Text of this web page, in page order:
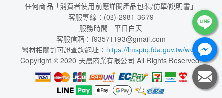
任何商品「消費者使用前應詳閱產品包裝/仿單/說明書」
客服專線：(02) 2981-3679
服務時間：平日白天
客服信箱：f93571193@gmail.com
醫材相關許可證查詢網址： https://lmspiq.fda.gov.tw/web/
Copyright © 2020 天晨商業有限公司 All Rights Reserved.